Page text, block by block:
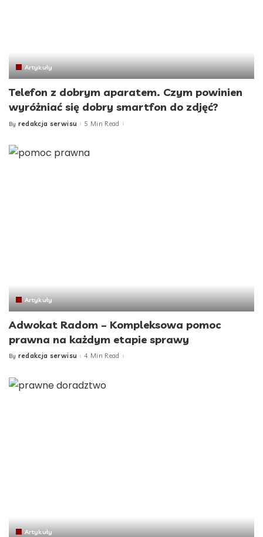
Artykuły
Telefon z dobrym aparatem. Czym powinien
wyróżniać się dobry smartfon do zdjęć?
Posted
By redakcja serwisu 5 Min Read
Artykuły
Adwokat Radom – Kompleksowa pomoc
prawna na każdym etapie sprawy
Posted
By redakcja serwisu 4 Min Read
Artykuły